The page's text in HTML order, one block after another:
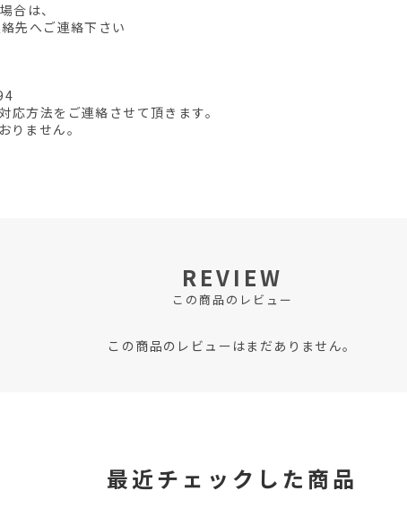
合は、
先へご連絡下さい
方法をご連絡させて頂きます。
りません。
REVIEW
この商品のレビュー
この商品のレビューはまだありません。
最近チェックした商品